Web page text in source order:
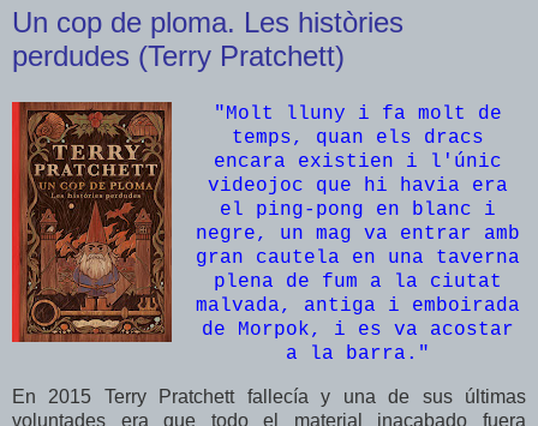
Un cop de ploma. Les històries
perdudes (Terry Pratchett)
"Molt lluny i fa molt de
temps, quan els dracs
encara existien i l'únic
videojoc que hi havia era
el ping-pong en blanc i
negre, un mag va entrar amb
gran cautela en una taverna
plena de fum a la ciutat
malvada, antiga i emboirada
de Morpok, i es va acostar
a la barra. "
En 2015 Terry Pratchett fallecía y una de sus últimas
voluntades era que todo el material inacabado fuera